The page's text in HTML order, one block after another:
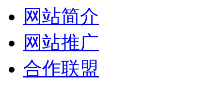
网站简介
网站推广
合作联盟